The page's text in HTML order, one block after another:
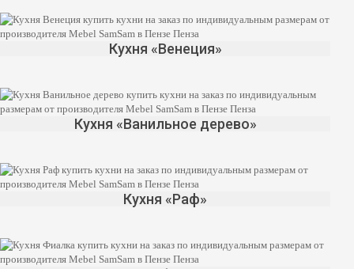
Кухня «Венеция»
Кухня «Ванильное дерево»
Кухня «Раф»